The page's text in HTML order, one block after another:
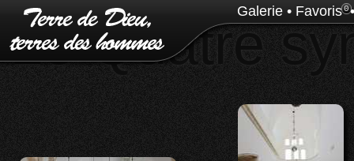
Galerie • Favoris0
25 Quatre